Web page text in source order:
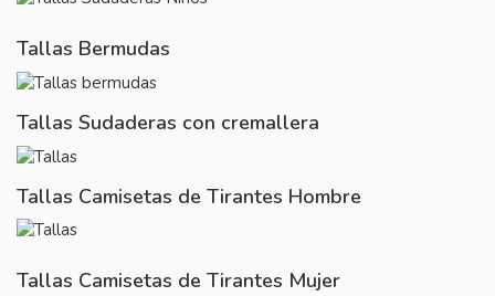
Tallas Bermudas
Tallas Sudaderas con cremallera
Tallas Camisetas de Tirantes Hombre
Tallas Camisetas de Tirantes Mujer